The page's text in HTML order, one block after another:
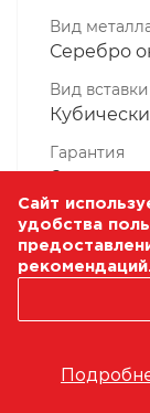
Вид
Серебро
Вид вставки
Гарантия
6 месяцев
1 Штука
Масса, гр
Сайт
удобства